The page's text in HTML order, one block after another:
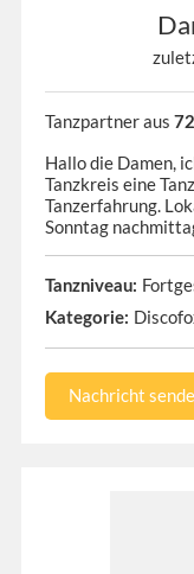
Tanzpartner aus
Hallo die Damen,
Tanzkreis eine
Tanzerfahrung.
Sonntag
Tanzniveau:
Kategorie:
Nachricht